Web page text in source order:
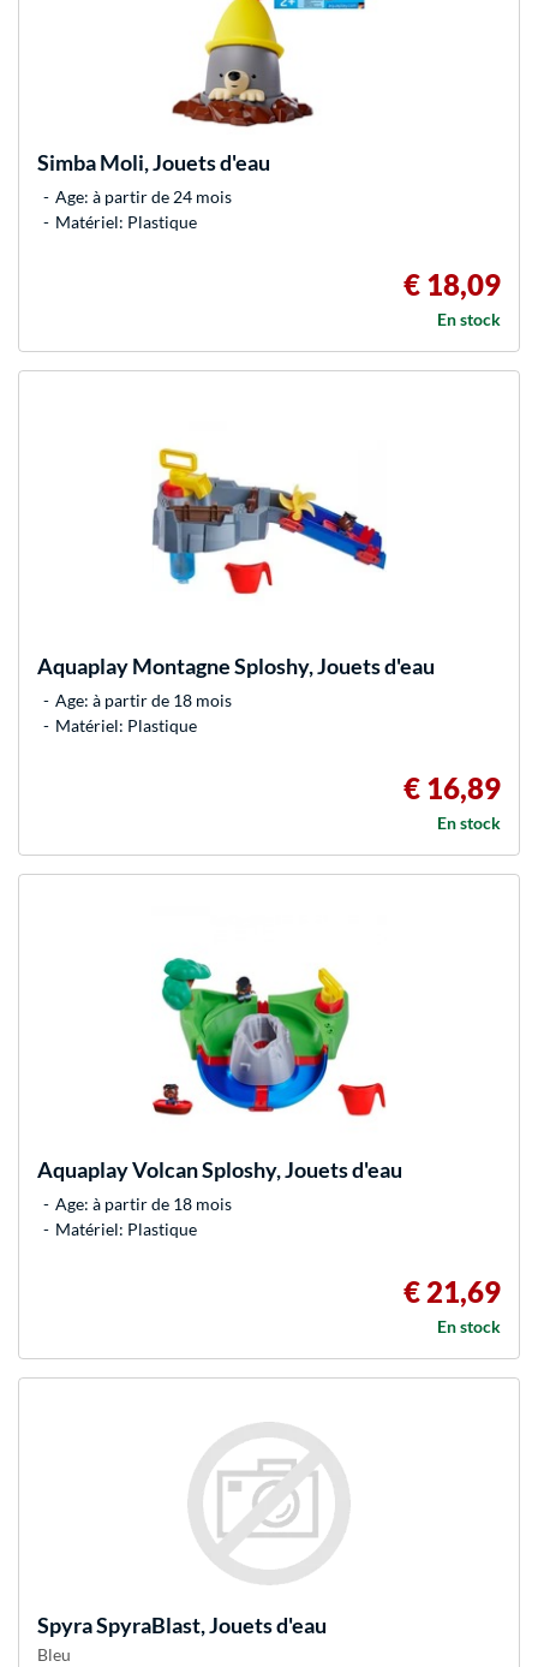
SimbaMoli, Jouets d'eau
Age: à partir de 24 mois
Matériel: Plastique
€ 18,09
En stock
AquaplayMontagne Sploshy, Jouets d'eau
Age: à partir de 18 mois
Matériel: Plastique
€ 16,89
En stock
AquaplayVolcan Sploshy, Jouets d'eau
Age: à partir de 18 mois
Matériel: Plastique
€ 21,69
En stock
SpyraSpyraBlast, Jouets d'eau
Bleu